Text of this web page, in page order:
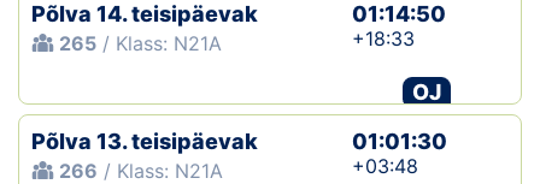
Põlva 14. teisipäevak
265 / Klass: N21A
01:14:50
+18:33
OJ
Põlva 13. teisipäevak
266 / Klass: N21A
01:01:30
+03:48